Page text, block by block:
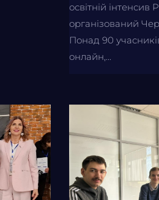
освітній інтенсив
організований
Понад 90
онлайн,...